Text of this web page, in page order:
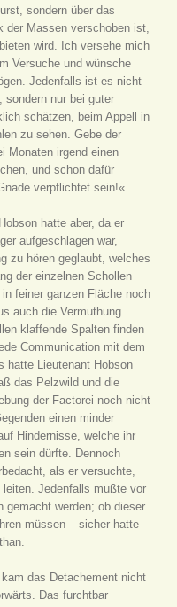
sondern über das
Massen verschoben ist,
wird. Ich versehe mich
Versuche und wünsche
Jedenfalls ist es nicht
nur bei guter
schätzen, beim Appell in
zu sehen. Gebe der
Monaten irgend einen
und schon dafür
verpflichtet sein!«
hatte aber, da er
aufgeschlagen war,
zu hören geglaubt, welches
der einzelnen Schollen
feiner ganzen Fläche noch
auch die Vermuthung
klaffende Spalten finden
Communication mit dem
hatte Lieutenant Hobson
das Pelzwild und die
der Factorei noch nicht
einen minder
Hindernisse, welche ihr
sein dürfte. Dennoch
als er versuchte,
Jedenfalls mußte vor
gemacht werden; ob dieser
müssen – sicher hatte
das Detachement nicht
Das furchtbar